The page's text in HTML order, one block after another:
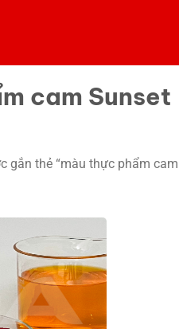
cam Sunset
gắn thẻ “màu thực phẩm